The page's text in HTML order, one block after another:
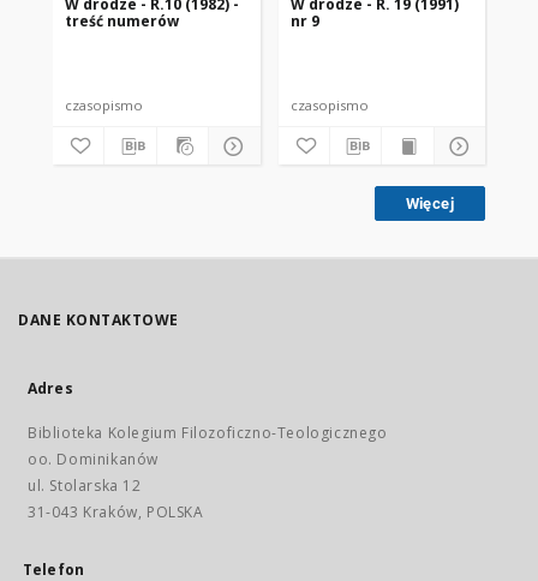
W drodze - R.10 (1982) -
treść numerów
czasopismo
W drodze - R. 19 (1991)
nr 9
czasopismo
Więcej
DANE KONTAKTOWE
Adres
Biblioteka Kolegium Filozoficzno-Teologicznego
oo. Dominikanów
ul. Stolarska 12
31-043 Kraków, POLSKA
Telefon